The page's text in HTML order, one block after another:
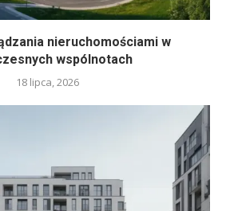
nieruchomościami w
wspólnotach
18 lipca, 2026